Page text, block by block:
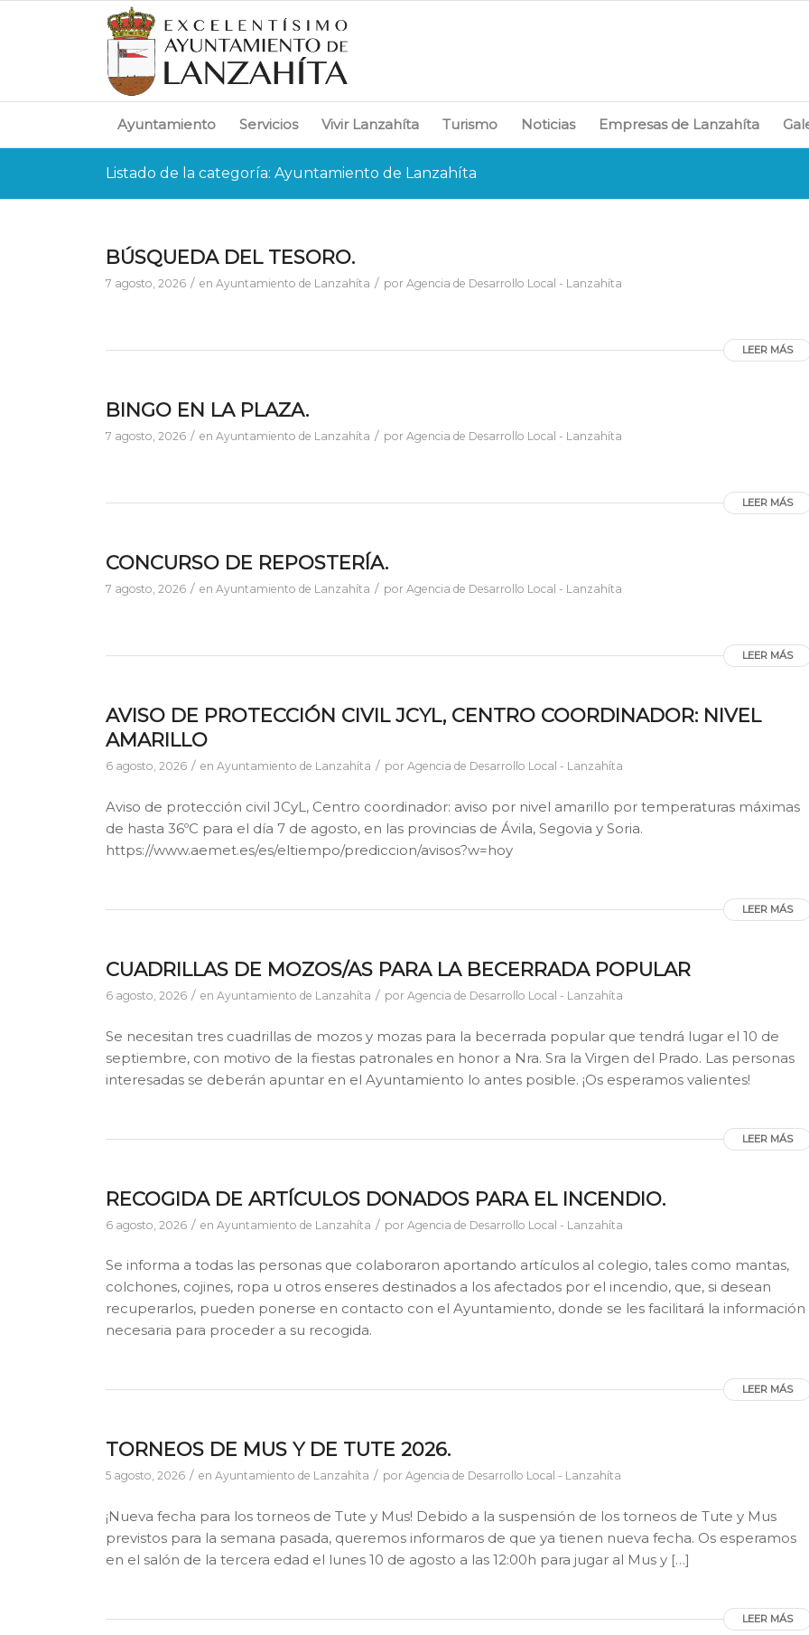
Ayuntamiento Servicios Vivir Lanzahíta Turismo Noticias Empresas de Lanzahíta
Listado de la categoría: Ayuntamiento de Lanzahíta
BÚSQUEDA DEL TESORO.
7 agosto, 2026 / enAyuntamiento de Lanzahíta / porAgencia de Desarrollo Local - Lanzahíta
LEER MÁS
BINGO EN LA PLAZA.
7 agosto, 2026 / enAyuntamiento de Lanzahíta / porAgencia de Desarrollo Local - Lanzahíta
LEER MÁS
CONCURSO DE REPOSTERÍA.
7 agosto, 2026 / enAyuntamiento de Lanzahíta / porAgencia de Desarrollo Local - Lanzahíta
LEER MÁS
AVISO DE PROTECCIÓN CIVIL JCYL, CENTRO COORDINADOR: NIVEL
AMARILLO
6 agosto, 2026 / enAyuntamiento de Lanzahíta / porAgencia de Desarrollo Local - Lanzahíta
Aviso de protección civil JCyL, Centro coordinador: aviso por nivel amarillo por temperaturas máximas
de hasta 36ºC para el día 7 de agosto, en las provincias de Ávila, Segovia y Soria.
https://www.aemet.es/es/eltiempo/prediccion/avisos?w=hoy
LEER MÁS
CUADRILLAS DE MOZOS/AS PARA LA BECERRADA POPULAR
6 agosto, 2026 / enAyuntamiento de Lanzahíta / porAgencia de Desarrollo Local - Lanzahíta
Se necesitan tres cuadrillas de mozos y mozas para la becerrada popular que tendrá lugar el 10 de
septiembre, con motivo de la fiestas patronales en honor a Nra. Sra la Virgen del Prado. Las personas
interesadas se deberán apuntar en el Ayuntamiento lo antes posible. ¡Os esperamos valientes!
LEER MÁS
RECOGIDA DE ARTÍCULOS DONADOS PARA EL INCENDIO.
6 agosto, 2026 / enAyuntamiento de Lanzahíta / porAgencia de Desarrollo Local - Lanzahíta
Se informa a todas las personas que colaboraron aportando artículos al colegio, tales como mantas,
colchones, cojines, ropa u otros enseres destinados a los afectados por el incendio, que, si desean
recuperarlos, pueden ponerse en contacto con el Ayuntamiento, donde se les facilitará la información
necesaria para proceder a su recogida.
LEER MÁS
TORNEOS DE MUS Y DE TUTE 2026.
5 agosto, 2026 / enAyuntamiento de Lanzahíta / porAgencia de Desarrollo Local - Lanzahíta
¡Nueva fecha para los torneos de Tute y Mus! Debido a la suspensión de los torneos de Tute y Mus
previstos para la semana pasada, queremos informaros de que ya tienen nueva fecha. Os esperamos
en el salón de la tercera edad el lunes 10 de agosto a las 12:00h para jugar al Mus y […]
LEER MÁS